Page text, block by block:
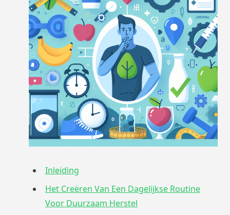
Inleiding
Het Creëren Van Een Dagelijkse Routine
Voor Duurzaam Herstel